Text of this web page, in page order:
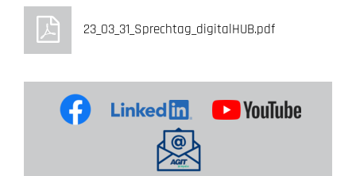
23_03_31_Sprechtag_digitalHUB.pdf